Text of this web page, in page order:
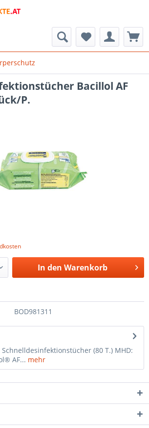
Bacillol AF
P.
In den Warenkorb
BOD981311
Schnelldesinfektionstücher (80 T.) MHD:
AF... mehr